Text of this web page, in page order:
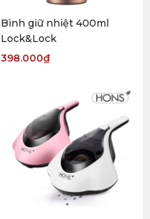
Bình giữ nhiệt 400ml
Lock&Lock
398.000₫